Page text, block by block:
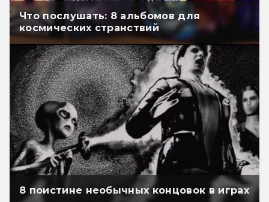
Что послушать: 8 альбомов для
космических странствий
8 поистине необычных концовок в играх